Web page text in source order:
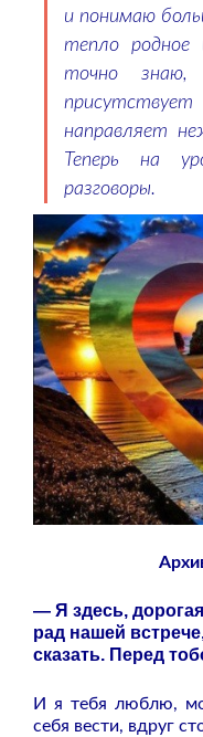
и понимаю
тепло родное
точно
направляет
Теперь на
разговоры.
— Я здесь,
рад нашей
сказать. Перед
И я тебя люблю,
себя вести, вдруг